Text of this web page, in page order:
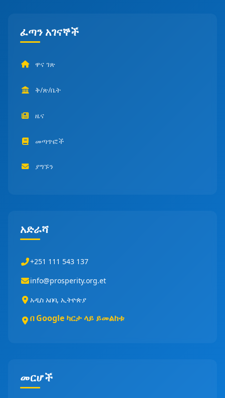
ፈጣን አገናኞች
ዋና ገጽ
ቅ/ጽ/ቤት
ዜና
መጣጥፎች
ያግኙን
አድራሻ
+251 111 543 137
info@prosperity.org.et
አዲስ አበባ, ኢትዮጵያ
በ Google ካርታ ላይ ይመልከቱ
መርሆች